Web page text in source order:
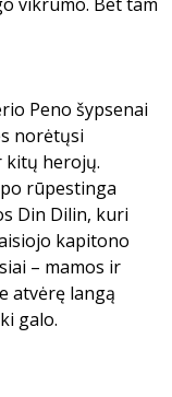
Peno šypsenai
norėtųsi
kitų herojų.
rūpestinga
Din Dilin, kuri
kapitono
– mamos ir
atvėrę langą
galo.